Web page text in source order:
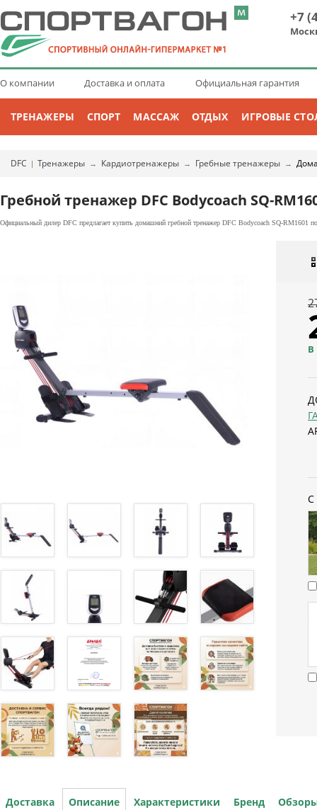
+7
О компании Доставка и оплата Официальная гарантия
ТРЕНАЖЕРЫ СПОРТ МАССАЖ ОТДЫХ ИГРОВЫЕ
DFC | Тренажеры → Кардиотренажеры → Гребные тренажеры →
Гребной тренажер DFC Bodycoach SQ-
Официальный дилер DFC предлагает купить домашний гребной тренажер DFC Bodycoach SQ-RM1601
С
Доставка Описание Характеристики Бренд